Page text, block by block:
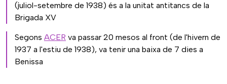
(juliol-setembre de 1938) és a la unitat antitancs de la
Brigada XV
Segons ACER va passar 20 mesos al front (de l'hivern de
1937 a l'estiu de 1938), va tenir una baixa de 7 dies a
Benissa